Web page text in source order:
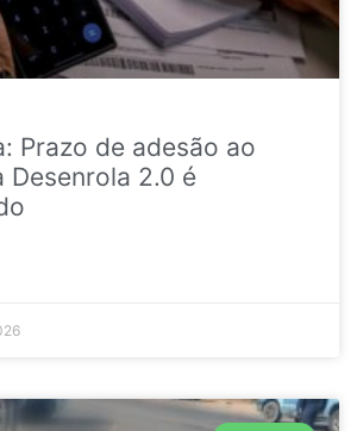
Prazo de adesão ao
Desenrola 2.0 é